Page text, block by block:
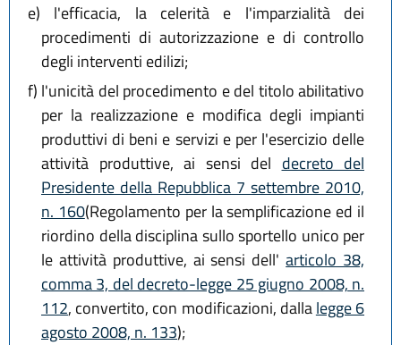
e) l'efficacia, la celerità e l'imparzialità dei
procedimenti di autorizzazione e di controllo
degli interventi edilizi;
f) l'unicità del procedimento e del titolo abilitativo
per la realizzazione e modifica degli impianti
produttivi di beni e servizi e per l'esercizio delle
attività produttive, ai sensi del decreto del
Presidente della Repubblica 7 settembre 2010,
n. 160(Regolamento per la semplificazione ed il
riordino della disciplina sullo sportello unico per
le attività produttive, ai sensi dell'articolo 38,
comma 3, del decreto-legge 25 giugno 2008, n.
112, convertito, con modificazioni, dallalegge 6
agosto 2008, n. 133);